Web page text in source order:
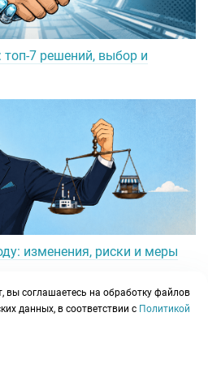
топ-7 решений, выбор и
изменения, риски и меры
вы соглашаетесь на обработку файлов
данных, в соответствии с Политикой